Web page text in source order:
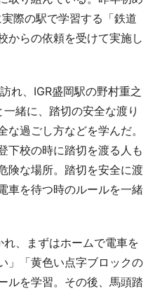
際の駅で学習する「鉄道
からの依頼を受けて実施し
れ、IGR盛岡駅の野村重之
緒に、踏切の安全な渡り
過ごし方などを学んだ。
下校の時に踏切を渡る人も
険な場所。踏切を安全に渡
車を待つ時のルールを一緒
、まずはホームで電車を
」「黄色い点字ブロックの
ルを学習。その後、馬頭踏